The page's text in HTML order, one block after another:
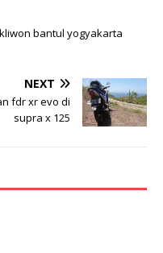
bantul yogyakarta
NEXT
fdr xr evo di
supra x 125